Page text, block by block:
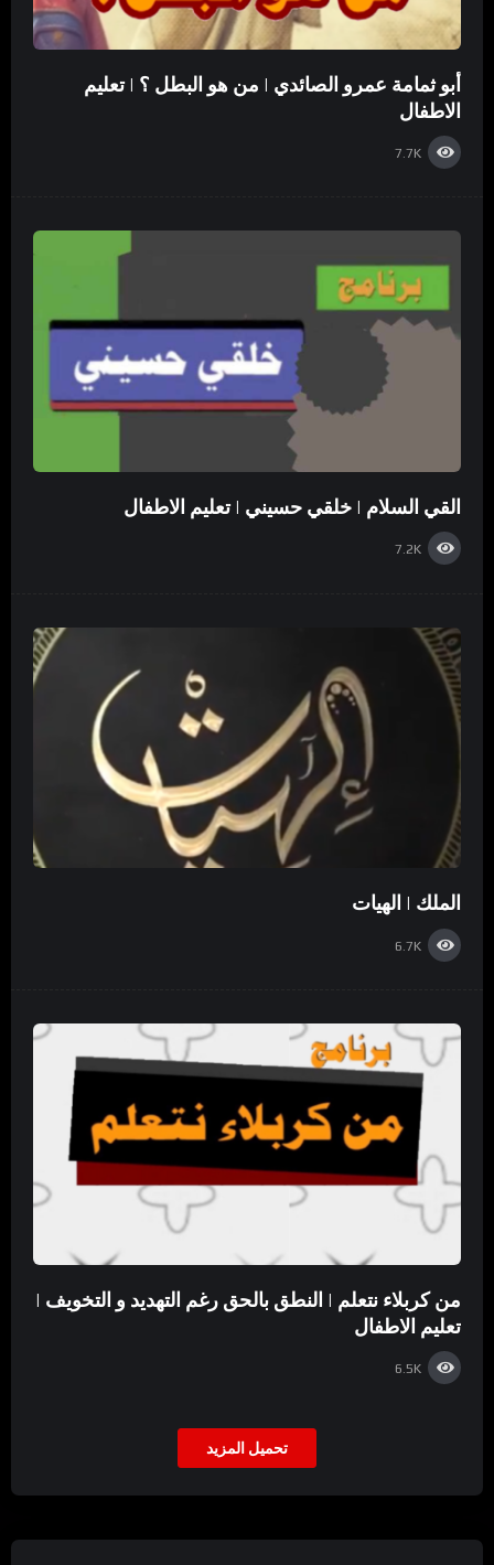
أبو ثمامة عمرو الصائدي | من هو البطل ؟ | تعليم
الاطفال
7.7K
القي السلام | خلقي حسيني | تعليم الاطفال
7.2K
الملك | الهيات
6.7K
من كربلاء نتعلم | النطق بالحق رغم التهديد و التخويف |
تعليم الاطفال
6.5K
تحميل المزيد